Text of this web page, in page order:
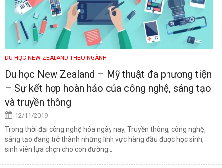
DU HỌC NEW ZEALAND THEO NGÀNH
Du học New Zealand – Mỹ thuật đa phương tiện
– Sự kết hợp hoàn hảo của công nghệ, sáng tạo
và truyền thông
12/11/2019
Trong thời đại công nghệ hóa ngày nay, Truyền thông, công nghệ,
sáng tạo đang trở thành những lĩnh vực hàng đầu được học sinh,
sinh viên lựa chọn cho con đường...